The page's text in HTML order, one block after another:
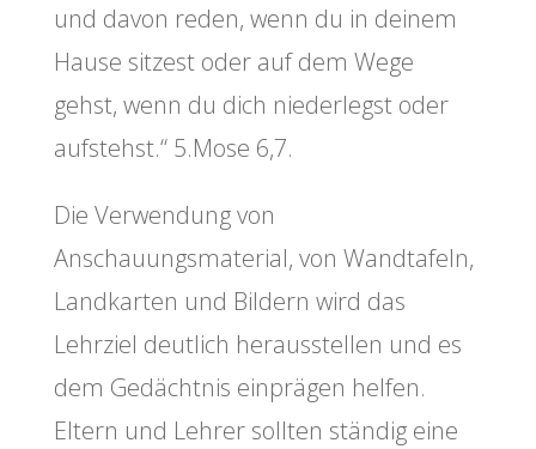
und davon reden, wenn du in deinem
Hause sitzest oder auf dem Wege
gehst, wenn du dich niederlegst oder
aufstehst.“ 5.Mose 6,7.
Die Verwendung von
Anschauungsmaterial, von Wandtafeln,
Landkarten und Bildern wird das
Lehrziel deutlich herausstellen und es
dem Gedächtnis einprägen helfen.
Eltern und Lehrer sollten ständig eine